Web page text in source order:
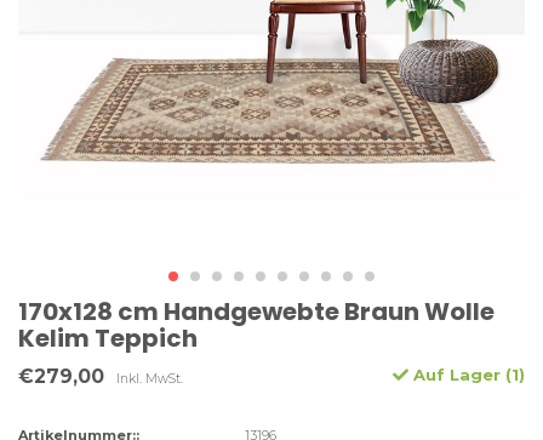
170x128 cm Handgewebte Braun Wolle
Kelim Teppich
€279,00 Inkl. MwSt. Auf Lager (1)
Artikelnummer::
13196